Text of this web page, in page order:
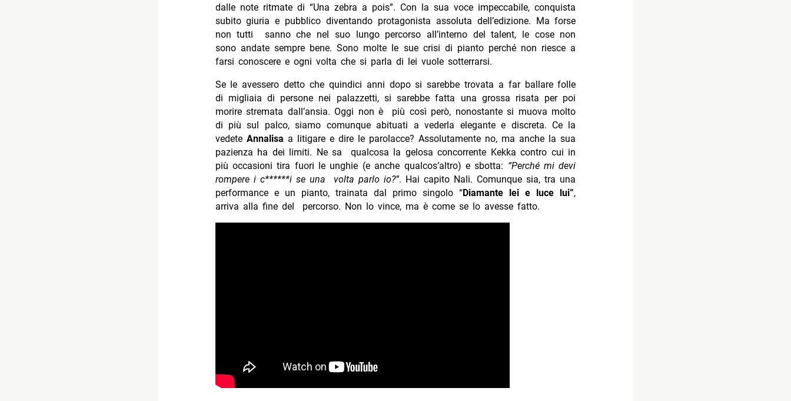
dalle note ritmate di “Una zebra a pois”. Con la sua voce impeccabile, conquista
subito giuria e pubblico diventando protagonista assoluta dell’edizione. Ma forse
non tutti sanno che nel suo lungo percorso all’interno del talent, le cose non
sono andate sempre bene. Sono molte le sue crisi di pianto perché non riesce a
farsi conoscere e ogni volta che si parla di lei vuole sotterrarsi.
Se le avessero detto che quindici anni dopo si sarebbe trovata a far ballare folle
di migliaia di persone nei palazzetti, si sarebbe fatta una grossa risata per poi
morire stremata dall’ansia. Oggi non è più così però, nonostante si muova molto
di più sul palco, siamo comunque abituati a vederla elegante e discreta. Ce la
vedete Annalisa a litigare e dire le parolacce? Assolutamente no, ma anche la sua
pazienza ha dei limiti. Ne sa qualcosa la gelosa concorrente Kekka contro cui in
più occasioni tira fuori le unghie (e anche qualcos’altro) e sbotta: “Perché mi devi
rompere i c******i se una volta parlo io?”. Hai capito Nali. Comunque sia, tra una
performance e un pianto, trainata dal primo singolo “Diamante lei e luce lui”,
arriva alla fine del percorso. Non lo vince, ma è come se lo avesse fatto.